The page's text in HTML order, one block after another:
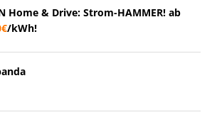
Home & Drive: Strom-HAMMER! ab
/kWh!